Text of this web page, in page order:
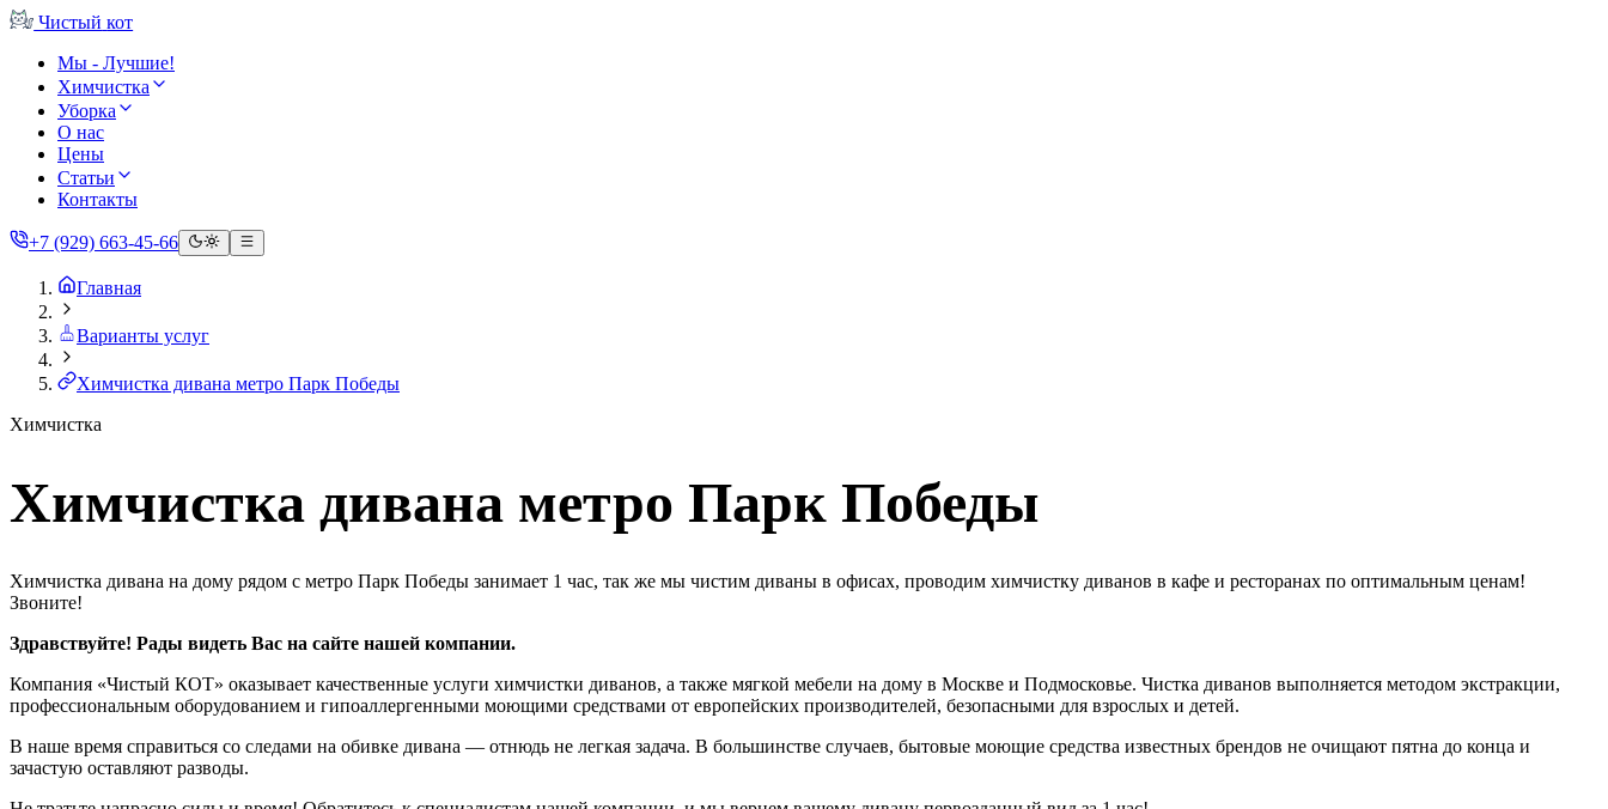
Чистый кот
Мы - Лучшие!
Химчистка
Уборка
О нас
Цены
Статьи
Контакты
+7 (929) 663-45-66
Главная
Варианты услуг
Химчистка дивана метро Парк Победы
Химчистка
Химчистка дивана метро Парк Победы
Химчистка дивана на дому рядом с метро Парк Победы занимает 1 час, так же мы чистим диваны в офисах, проводим химчистку диванов в кафе и ресторанах по оптимальным ценам!
Звоните!
Здравствуйте! Рады видеть Вас на сайте нашей компании.
Компания «Чистый КОТ» оказывает качественные услуги химчистки диванов, а также мягкой мебели на дому в Москве и Подмосковье. Чистка диванов выполняется методом экстракции,
профессиональным оборудованием и гипоаллергенными моющими средствами от европейских производителей, безопасными для взрослых и детей.
В наше время справиться со следами на обивке дивана — отнюдь не легкая задача. В большинстве случаев, бытовые моющие средства известных брендов не очищают пятна до конца и
зачастую оставляют разводы.